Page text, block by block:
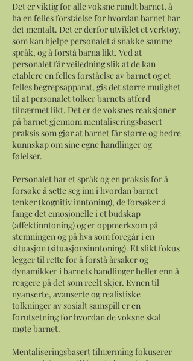
Det er viktig for alle voksne rundt barnet, å
ha en felles forståelse for hvordan barnet har
det mentalt. Det er derfor utviklet et verktøy,
som kan hjelpe personalet å snakke samme
språk, og å forstå barna likt. Ved at
personalet får veiledning slik at de kan
etablere en felles forståelse av barnet og et
felles begrepsapparat, gis det større mulighet
til at personalet tolker barnets atferd
tilnærmet likt. Det er de voksnes reaksjoner
på barnet gjennom mentaliseringsbasert
praksis som gjør at barnet får større og bedre
kunnskap om sine egne handlinger og
følelser.
Personalet har et språk og en praksis for å
forsøke å sette seg inn i hvordan barnet
tenker (kognitiv inntoning), de forsøker å
fange det emosjonelle i et budskap
(affektinntoning) og er oppmerksom på
stemningen og på hva som foregår i en
situasjon (situasjonsinntoning). Et slikt fokus
legger til rette for å forstå årsaker og
dynamikker i barnets handlinger heller enn å
reagere på det som reelt skjer. Evnen til
nyanserte, avanserte og realistiske
tolkninger av sosialt samspill er en
forutsetning for hvordan de voksne skal
møte barnet.
Mentaliseringsbasert tilnærming fokuserer